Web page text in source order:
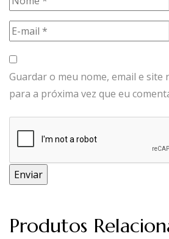
Guardar o meu nome, email e site
para a próxima vez que eu
Produtos